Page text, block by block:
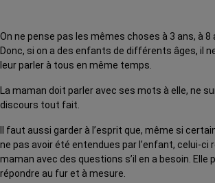
On ne pense pas les mêmes choses à 3 ans, à 8
Donc, si on a des enfants de différents âges, il
leur parler à tous en même temps.
La maman doit parler avec ses mots à elle, ne
discours tout fait.
Il faut aussi garder à l’esprit que, même si
ne pas avoir été entendues par l’enfant, celui-ci
maman avec des questions s’il en a besoin. Elle
répondre au fur et à mesure.